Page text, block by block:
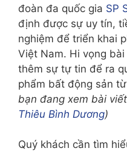
đoàn đa quốc gia SP
định được sự uy tín,
nghiệm để triển khai
Việt Nam. Hi vọng
thêm sự tự tin để ra
phẩm bất động sản
bạn đang xem bài
Thiêu Bình Dương)
Quý khách cần tìm